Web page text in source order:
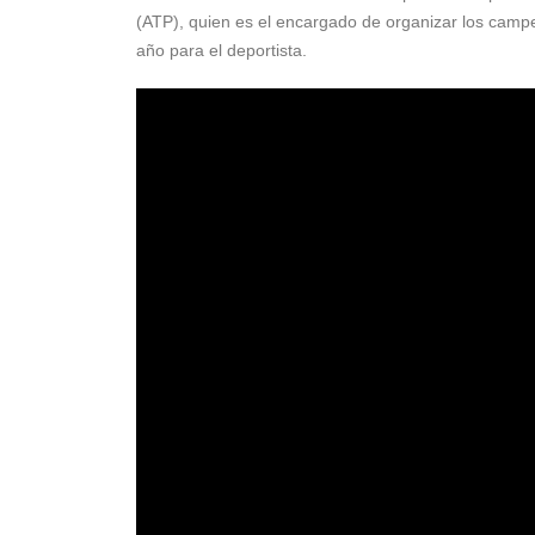
(ATP) , quien es el encargado de organizar los
año para el deportista.